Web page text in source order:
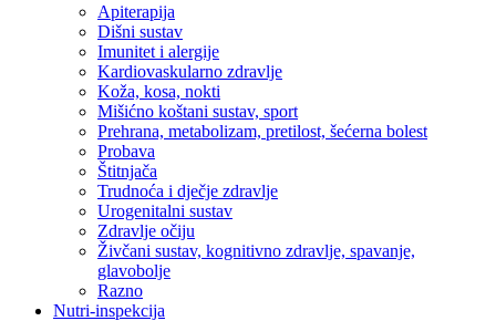
Apiterapija
Dišni sustav
Imunitet i alergije
Kardiovaskularno zdravlje
Koža, kosa, nokti
Mišićno koštani sustav, sport
Prehrana, metabolizam, pretilost, šećerna bolest
Probava
Štitnjača
Trudnoća i dječje zdravlje
Urogenitalni sustav
Zdravlje očiju
Živčani sustav, kognitivno zdravlje, spavanje,
glavobolje
Razno
Nutri-inspekcija